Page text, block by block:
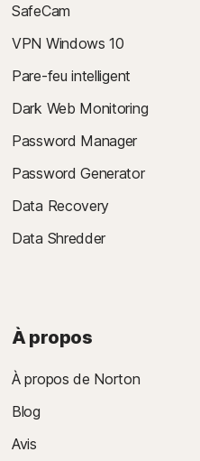
SafeCam
VPN Windows 10
Pare-feu intelligent
Dark Web Monitoring
Password Manager
Password Generator
Data Recovery
Data Shredder
À propos
À propos de Norton
Blog
Avis